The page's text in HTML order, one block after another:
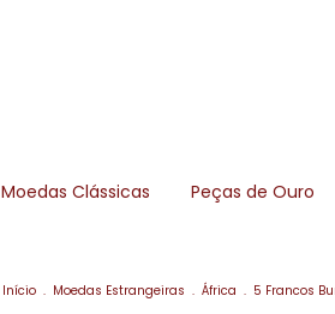
Moedas Clássicas Peças de Ouro
Início . Moedas Estrangeiras . África . 5 Francos